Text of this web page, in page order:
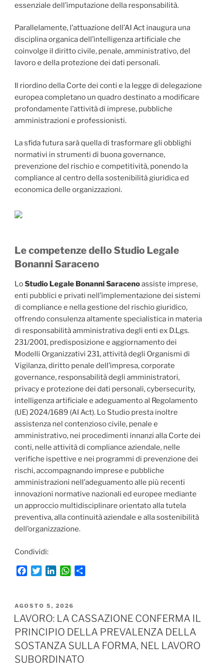
essenziale dell’imputazione della responsabilità.
Parallelamente, l’attuazione dell’AI Act inaugura una
disciplina organica dell’intelligenza artificiale che
coinvolge il diritto civile, penale, amministrativo, del
lavoro e della protezione dei dati personali.
Il riordino della Corte dei conti e la legge di delegazione
europea completano un quadro destinato a modificare
profondamente l’attività di imprese, pubbliche
amministrazioni e professionisti.
La sfida futura sarà quella di trasformare gli obblighi
normativi in strumenti di buona governance,
prevenzione del rischio e competitività, ponendo la
compliance al centro della sostenibilità giuridica ed
economica delle organizzazioni.
Le competenze dello Studio Legale
Bonanni Saraceno
LoStudio Legale Bonanni Saracenoassiste imprese,
enti pubblici e privati nell’implementazione dei sistemi
di compliance e nella gestione del rischio giuridico,
offrendo consulenza altamente specialistica in materia
di responsabilità amministrativa degli enti ex D.Lgs.
231/2001, predisposizione e aggiornamento dei
Modelli Organizzativi 231, attività degli Organismi di
Vigilanza, diritto penale dell’impresa, corporate
governance, responsabilità degli amministratori,
privacy e protezione dei dati personali, cybersecurity,
intelligenza artificiale e adeguamento al Regolamento
(UE) 2024/1689 (AI Act). Lo Studio presta inoltre
assistenza nel contenzioso civile, penale e
amministrativo, nei procedimenti innanzi alla Corte dei
conti, nelle attività di compliance aziendale, nelle
verifiche ispettive e nei programmi di prevenzione dei
rischi, accompagnando imprese e pubbliche
amministrazioni nell’adeguamento alle più recenti
innovazioni normative nazionali ed europee mediante
un approccio multidisciplinare orientato alla tutela
preventiva, alla continuità aziendale e alla sostenibilità
dell’organizzazione.
Condividi:
e
b
o
o
k
t
t
e
r
k
e
d
I
n
W
t
s
A
p
p
i
v
i
d
PUBBLICATO
IL
AGOSTO 5, 2026
LAVORO: LA CASSAZIONE CONFERMA IL
PRINCIPIO DELLA PREVALENZA DELLA
SOSTANZA SULLA FORMA, NEL LAVORO
SUBORDINATO